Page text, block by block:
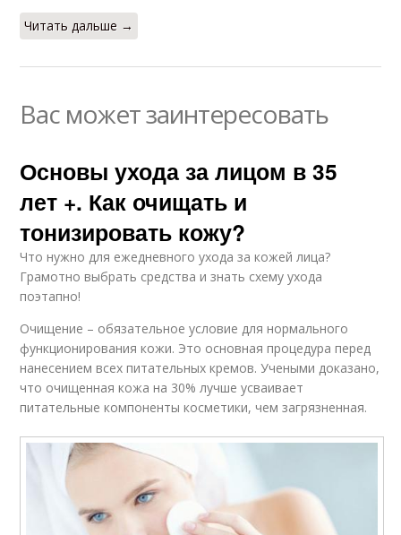
Читать дальше →
Вас может заинтересовать
Основы ухода за лицом в 35
лет +. Как очищать и
тонизировать кожу?
Что нужно для ежедневного ухода за кожей лица?
Грамотно выбрать средства и знать схему ухода
поэтапно!
Очищение – обязательное условие для нормального
функционирования кожи. Это основная процедура перед
нанесением всех питательных кремов. Учеными доказано,
что очищенная кожа на 30% лучше усваивает
питательные компоненты косметики, чем загрязненная.